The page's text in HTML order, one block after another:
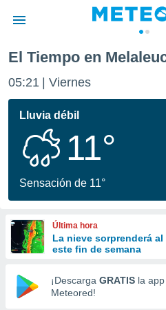
de
por
se
calidad.
a este
las
y
forma
digital
basada
El Tiempo en
05:21 Viernes
Lluvia débil
11°
Sensación de 11°
Última hora
La nieve sorprenderá
este fin de semana
¡Descarga GRATIS la
Meteored!